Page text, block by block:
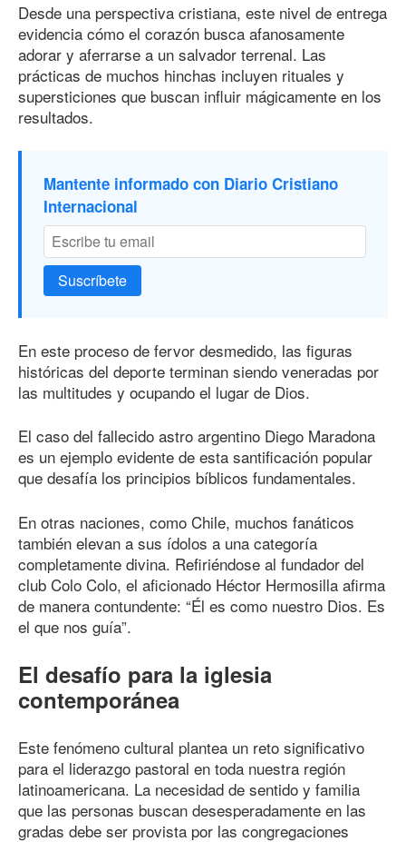
Desde una perspectiva cristiana, este nivel de entrega
evidencia cómo el corazón busca afanosamente
adorar y aferrarse a un salvador terrenal. Las
prácticas de muchos hinchas incluyen rituales y
supersticiones que buscan influir mágicamente en los
resultados.
Mantente informado con Diario Cristiano
Internacional
Suscríbete
En este proceso de fervor desmedido, las figuras
históricas del deporte terminan siendo veneradas por
las multitudes y ocupando el lugar de Dios.
El caso del fallecido astro argentino Diego Maradona
es un ejemplo evidente de esta santificación popular
que desafía los principios bíblicos fundamentales.
En otras naciones, como Chile, muchos fanáticos
también elevan a sus ídolos a una categoría
completamente divina. Refiriéndose al fundador del
club Colo Colo, el aficionado Héctor Hermosilla afirma
de manera contundente: “Él es como nuestro Dios. Es
el que nos guía”.
El desafío para la iglesia
contemporánea
Este fenómeno cultural plantea un reto significativo
para el liderazgo pastoral en toda nuestra región
latinoamericana. La necesidad de sentido y familia
que las personas buscan desesperadamente en las
gradas debe ser provista por las congregaciones